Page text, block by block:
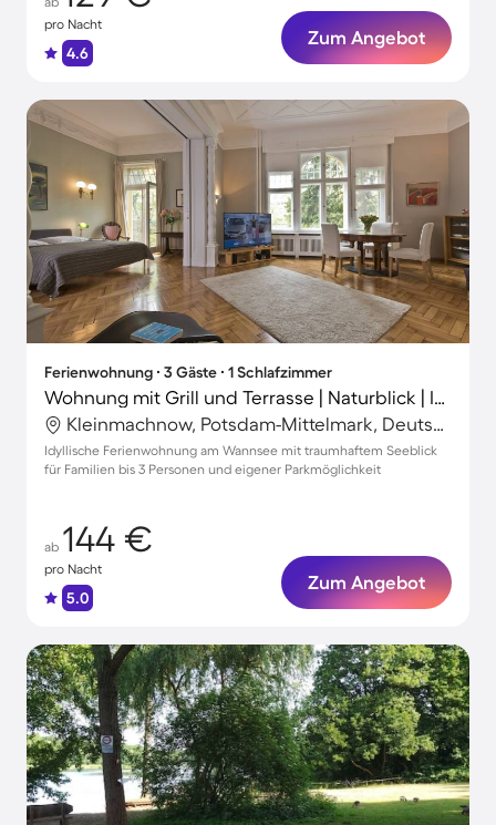
pro Nacht
4.6
Zum Angebot
Ferienwohnung ∙ 3 Gäste ∙ 1 Schlafzimmer
Wohnung mit Grill und Terrasse | Naturblick | Ideal für Homeoffice
Kleinmachnow, Potsdam-Mittelmark, Deutschland
Idyllische Ferienwohnung am Wannsee mit traumhaftem Seeblick
für Familien bis 3 Personen und eigener Parkmöglichkeit
ab 144 €
pro Nacht
5.0
Zum Angebot